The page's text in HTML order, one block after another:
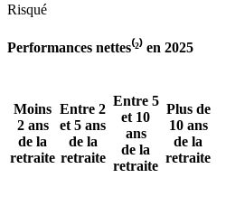
Risqué
Performances nettes⁽²⁾ en 2025
Moins
2 ans
de la
retraite
Entre 2
et 5 ans
de la
retraite
Entre 5
et 10
ans
de la
retraite
Plus de
10 ans
de la
retraite